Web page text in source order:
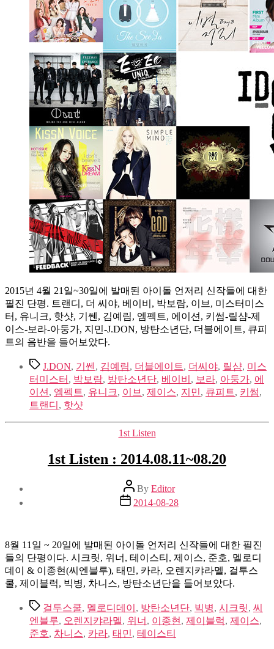
2015년 4월 21일~30일에 발매된 아이돌 언저리 신작들에 대한
필진 단평. 트랜디, 더 씨야, 베이비, 박보람, 이브, 미스터미스
터, 유니크, 핫샷, 기쎈, 김예림, 엠펙트, 에이션, 키썸-릴샴-제
이스-보라-아둥가, 지민-J.DON, 방탄소년단, 더블에이트, 큐피
트의 음반을 들어보았다.
TagsJ.DON, 기쎈 , 김예림, 더블에이트, 더씨야, 릴샴, 미스
터미스터 , 박보람, 방탄소년단, 베이비 , 보라, 아둥가, 에
이션 , 엠펙트, 유니크, 이브 , 제이스, 지민, 큐피트, 키썸,
트랜디 , 핫샷
Categories
1st Listen
1st Listen : 2014.08.11~08.20
Post
author
By Editor
Post
date
2014-08-28
8월 11일 ~ 20일에 발매된 아이돌 언저리 신작들에 대한 필진
들의 단평이다. 시크릿, 위너, 테이스티, 제이스, 준호, 멜로디
데이 & 이종현(씨엔블루), 태민, 카라, 오렌지캬라멜, 걸투스
쿨, 제이블럭, 빅병, 차니스, 방탄소년단을 들어보았다.
Tags걸투스쿨, 멜로디데이 , 방탄소년단, 빅병, 시크릿, 씨
엔블루, 오렌지캬라멜, 위너 , 이종현 , 제이블럭, 제이스,
준호, 차니스, 카라, 태민, 테이스티